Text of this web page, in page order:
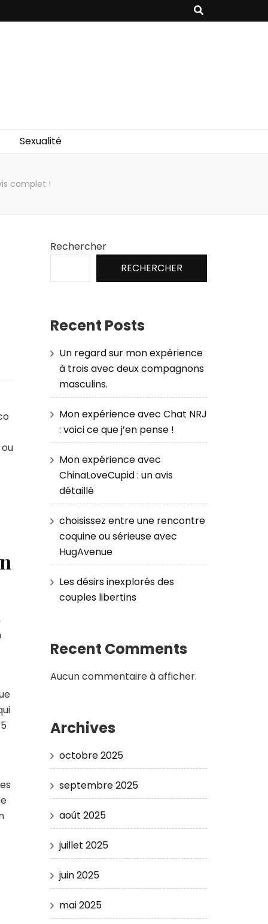
Sexualité
complet !
Rechercher
RECHERCHER
Recent Posts
Un regard sur mon expérience
à trois avec deux compagnons
masculins.
Mon expérience avec Chat NRJ
: voici ce que j’en pense !
Mon expérience avec
ChinaLoveCupid : un avis
détaillé
choisissez entre une rencontre
coquine ou sérieuse avec
HugAvenue
Les désirs inexplorés des
couples libertins
Recent Comments
Aucun commentaire à afficher.
Archives
octobre 2025
septembre 2025
août 2025
juillet 2025
juin 2025
mai 2025